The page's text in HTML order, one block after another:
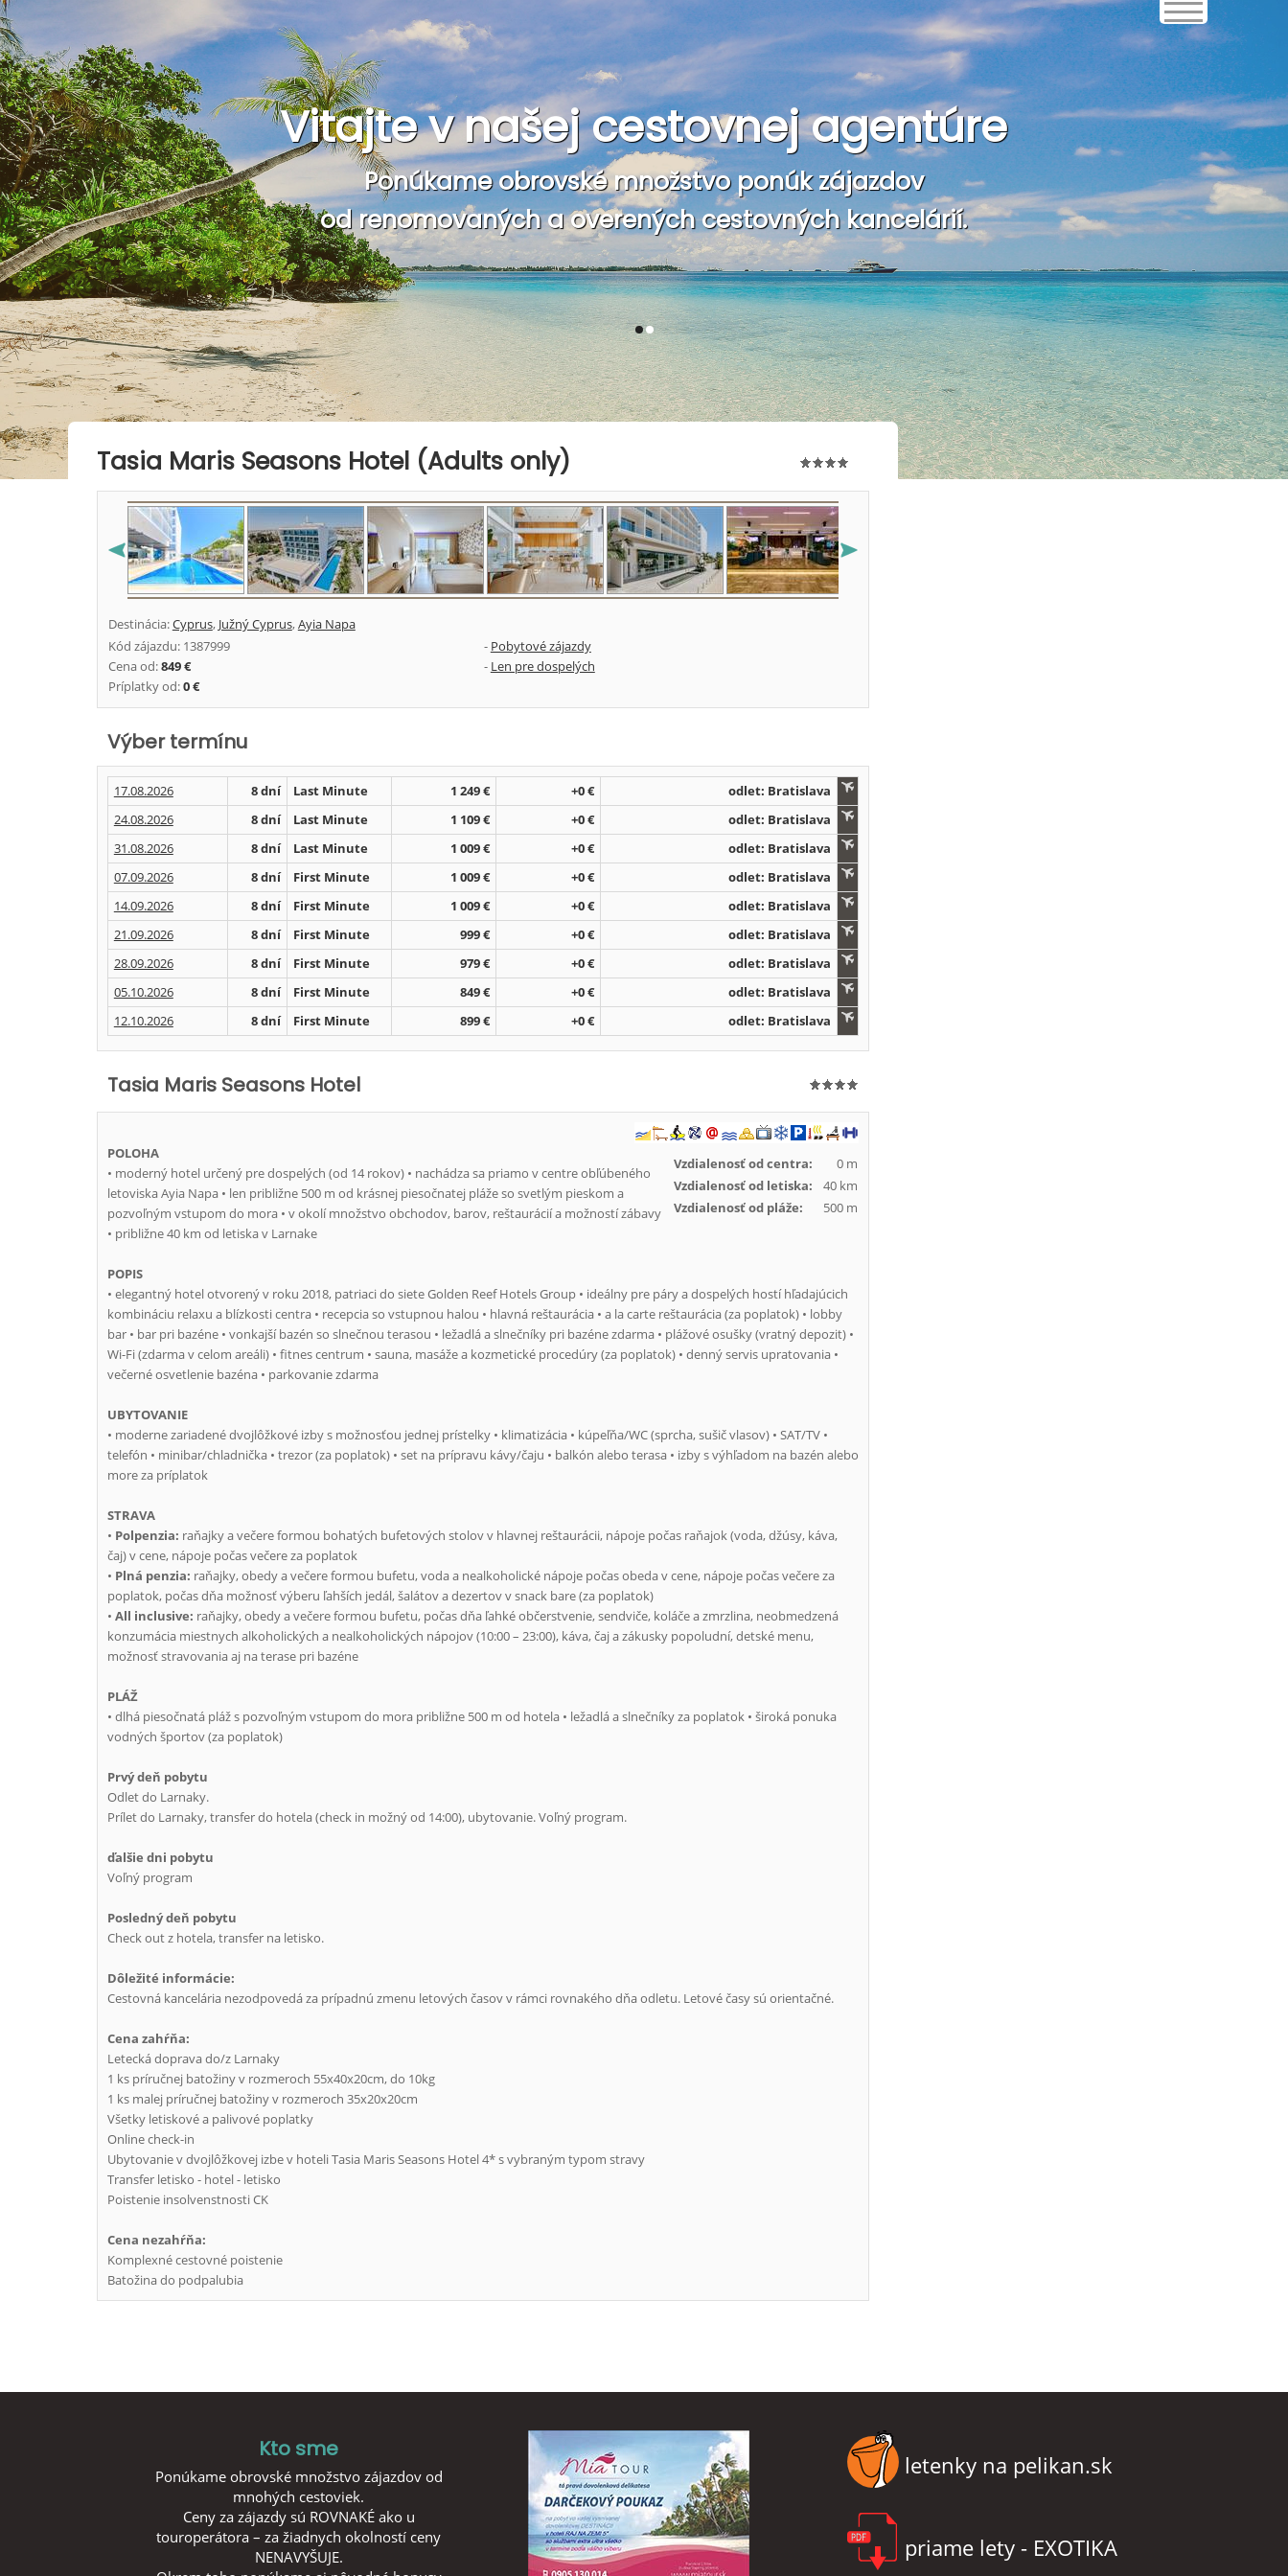
Vitajte v našej cestovnej agentúre
Ponúkame obrovské množstvo ponúk zájazdov
od renomovaných a overených cestovných kancelárií.
1 2
Tasia Maris Seasons Hotel (Adults only)
Destinácia:Cyprus, Južný Cyprus,Ayia Napa
Kód zájazdu: 1387999
Cena od:849 €
Príplatky od:0 €
- Pobytové zájazdy
- Len pre dospelých
Výber termínu
17.08.2026 8 dní Last Minute 1 249 € +0 €
odlet: Bratislava
24.08.2026
8 dní Last Minute 1 109 € +0 €
odlet: Bratislava
31.08.2026
8 dní Last Minute 1 009 € +0 €
odlet: Bratislava
07.09.2026
8 dní First Minute 1 009 € +0 €
odlet: Bratislava
14.09.2026
8 dní First Minute 1 009 € +0 €
odlet: Bratislava
21.09.2026
8 dní First Minute 999 € +0 €
odlet: Bratislava
28.09.2026
8 dní First Minute 979 € +0 €
odlet: Bratislava
05.10.2026
8 dní First Minute 849 € +0 €
odlet: Bratislava
12.10.2026
8 dní First Minute 899 € +0 € odlet: Bratislava
Tasia Maris Seasons Hotel
Vzdialenosť od centra:
0 m
Vzdialenosť od letiska:
40 km
Vzdialenosť od pláže:
500 m
POLOHA
• moderný hotel určený pre dospelých (od 14 rokov) • nachádza sa priamo v centre obľúbeného
letoviska Ayia Napa • len približne 500 m od krásnej piesočnatej pláže so svetlým pieskom a
pozvoľným vstupom do mora • v okolí množstvo obchodov, barov, reštaurácií a možností zábavy
• približne 40 km od letiska v Larnake
POPIS
• elegantný hotel otvorený v roku 2018, patriaci do siete Golden Reef Hotels Group • ideálny pre páry a dospelých hostí hľadajúcich
kombináciu relaxu a blízkosti centra • recepcia so vstupnou halou • hlavná reštaurácia • a la carte reštaurácia (za poplatok) • lobby
bar • bar pri bazéne • vonkajší bazén so slnečnou terasou • ležadlá a slnečníky pri bazéne zdarma • plážové osušky (vratný depozit) •
Wi-Fi (zdarma v celom areáli) • fitnes centrum • sauna, masáže a kozmetické procedúry (za poplatok) • denný servis upratovania •
večerné osvetlenie bazéna • parkovanie zdarma
UBYTOVANIE
• moderne zariadené dvojlôžkové izby s možnosťou jednej prístelky • klimatizácia • kúpeľňa/WC (sprcha, sušič vlasov) • SAT/TV •
telefón • minibar/chladnička • trezor (za poplatok) • set na prípravu kávy/čaju • balkón alebo terasa • izby s výhľadom na bazén alebo
more za príplatok
STRAVA
• Polpenzia: raňajky a večere formou bohatých bufetových stolov v hlavnej reštaurácii, nápoje počas raňajok (voda, džúsy, káva,
čaj) v cene, nápoje počas večere za poplatok
• Plná penzia: raňajky, obedy a večere formou bufetu, voda a nealkoholické nápoje počas obeda v cene, nápoje počas večere za
poplatok, počas dňa možnosť výberu ľahších jedál, šalátov a dezertov v snack bare (za poplatok)
• All inclusive: raňajky, obedy a večere formou bufetu, počas dňa ľahké občerstvenie, sendviče, koláče a zmrzlina, neobmedzená
konzumácia miestnych alkoholických a nealkoholických nápojov (10:00 – 23:00), káva, čaj a zákusky popoludní, detské menu,
možnosť stravovania aj na terase pri bazéne
PLÁŽ
• dlhá piesočnatá pláž s pozvoľným vstupom do mora približne 500 m od hotela • ležadlá a slnečníky za poplatok • široká ponuka
vodných športov (za poplatok)
Prvý deň pobytu
Odlet do Larnaky.
Prílet do Larnaky, transfer do hotela (check in možný od 14:00), ubytovanie. Voľný program.
ďalšie dni pobytu
Voľný program
Posledný deň pobytu
Check out z hotela, transfer na letisko.
Dôležité informácie:
Cestovná kancelária nezodpovedá za prípadnú zmenu letových časov v rámci rovnakého dňa odletu. Letové časy sú orientačné.
Cena zahŕňa:
Letecká doprava do/z Larnaky
1 ks príručnej batožiny v rozmeroch 55x40x20cm, do 10kg
1 ks malej príručnej batožiny v rozmeroch 35x20x20cm
Všetky letiskové a palivové poplatky
Online check-in
Ubytovanie v dvojlôžkovej izbe v hoteli Tasia Maris Seasons Hotel 4* s vybraným typom stravy
Transfer letisko - hotel - letisko
Poistenie insolvenstnosti CK
Cena nezahŕňa:
Komplexné cestovné poistenie
Batožina do podpalubia
Kto sme
Ponúkame obrovské množstvo zájazdov od
mnohých cestoviek.
Ceny za zájazdy sú ROVNAKÉ ako u
touroperátora – za žiadnych okolností ceny
NENAVYŠUJE.
letenky na pelikan.sk
priame lety - EXOTIKA